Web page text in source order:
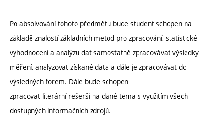
Po absolvování tohoto předmětu bude student schopen na
základě znalostí základních metod pro zpracování, statistické
vyhodnocení a analýzu dat samostatně zpracovávat výsledky
měření, analyzovat získané data a dále je zpracovávat do
výsledných forem. Dále bude schopen
zpracovat literární rešerši na dané téma s využitím všech
dostupných informačních zdrojů.